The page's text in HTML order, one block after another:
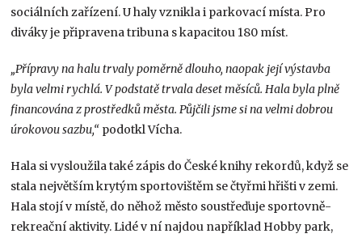
sociálních zařízení. U haly vznikla i parkovací místa. Pro
diváky je připravena tribuna s kapacitou 180 míst.
„Přípravy na halu trvaly poměrně dlouho, naopak její výstavba
byla velmi rychlá. V podstatě trvala deset měsíců. Hala byla plně
financována z prostředků města. Půjčili jsme si na velmi dobrou
úrokovou sazbu,“ podotkl Vícha.
Hala si vysloužila také zápis do České knihy rekordů, když se
stala největším krytým sportovištěm se čtyřmi hřišti v zemi.
Hala stojí v místě, do něhož město soustřeďuje sportovně-
rekreační aktivity. Lidé v ní najdou například Hobby park,